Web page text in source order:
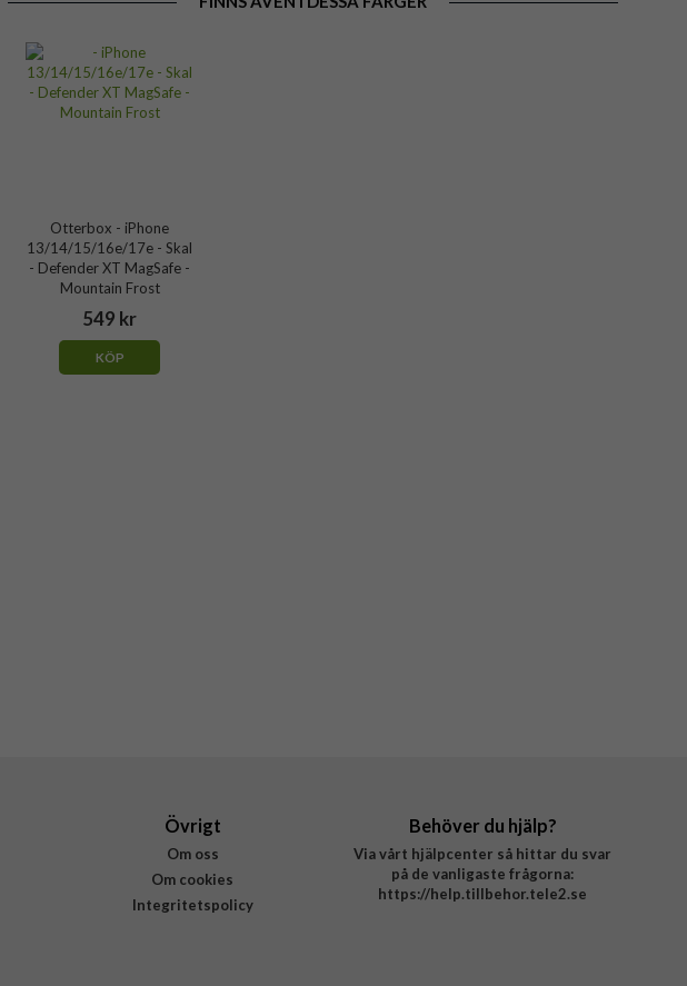
Otterbox - iPhone
13/14/15/16e/17e - Skal
- Defender XT MagSafe -
Mountain Frost
549 kr
KÖP
Övrigt
Om oss
Om cookies
Integritetspolicy
Behöver du hjälp?
Via vårt hjälpcenter så hittar du svar
på de vanligaste frågorna:
https://help.tillbehor.tele2.se